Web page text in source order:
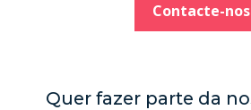
Contacte-nos
Quer fazer parte da